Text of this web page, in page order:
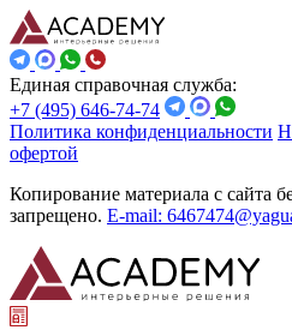
Единая справочная служба:
+7 (495) 646-74-74
Политика конфиденциальности
офертой
Копирование материала с сайта
запрещено. E-mail: